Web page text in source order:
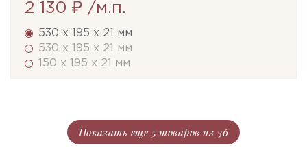
2 130 ₽ /м.п.
530 x 195 x 21 мм
530 x 195 x 21 мм
150 x 195 x 21 мм
Показать еще 5 товаров из 36